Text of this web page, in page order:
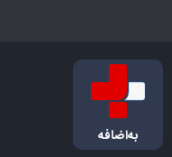
به‌اضافه